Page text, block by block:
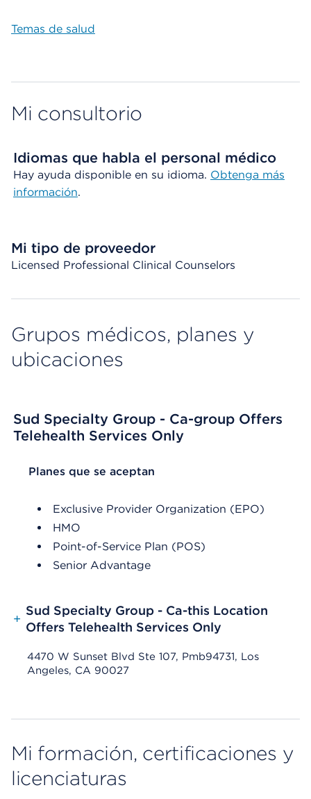
Temas de salud
Mi consultorio
Idiomas que habla el personal médico
Hay ayuda disponible en su idioma. Obtenga más
información.
Mi tipo de proveedor
Licensed Professional Clinical Counselors
Grupos médicos, planes y
ubicaciones
Sud Specialty Group - Ca-group Offers
Telehealth Services Only
List Header Planes que se aceptan
Planes que se aceptan
Exclusive Provider Organization (EPO)
HMO
Point-of-Service Plan (POS)
Senior Advantage
+
Sud Specialty Group - Ca-this Location
Offers Telehealth Services Only
4470 W Sunset Blvd Ste 107, Pmb94731, Los
Angeles, CA 90027
Mi formación, certificaciones y
licenciaturas